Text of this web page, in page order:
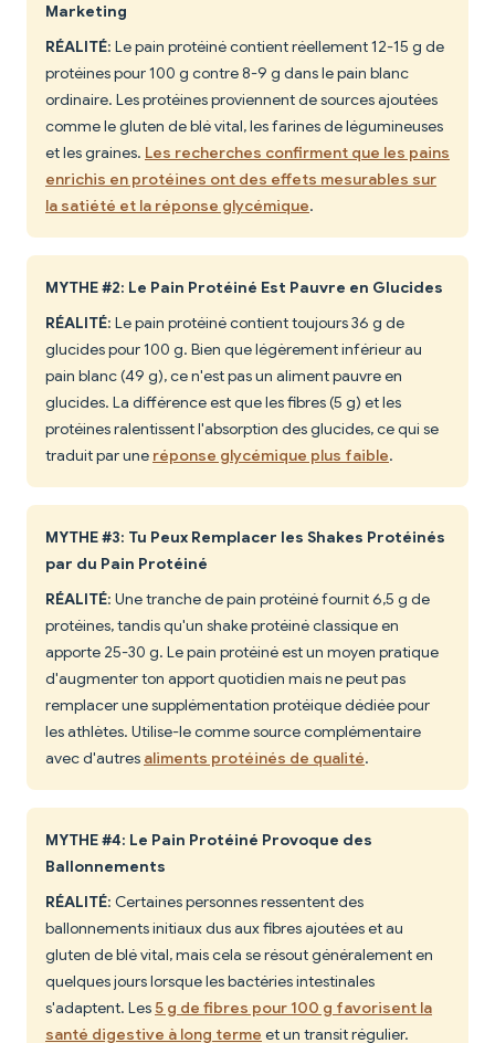
Marketing
RÉALITÉ: Le pain protéiné contient réellement 12-15 g de
protéines pour 100 g contre 8-9 g dans le pain blanc
ordinaire. Les protéines proviennent de sources ajoutées
comme le gluten de blé vital, les farines de légumineuses
et les graines. Les recherches confirment que les pains
enrichis en protéines ont des effets mesurables sur
la satiété et la réponse glycémique.
MYTHE #2: Le Pain Protéiné Est Pauvre en Glucides
RÉALITÉ: Le pain protéiné contient toujours 36 g de
glucides pour 100 g. Bien que légèrement inférieur au
pain blanc (49 g), ce n'est pas un aliment pauvre en
glucides. La différence est que les fibres (5 g) et les
protéines ralentissent l'absorption des glucides, ce qui se
traduit par une réponse glycémique plus faible.
MYTHE #3: Tu Peux Remplacer les Shakes Protéinés
par du Pain Protéiné
RÉALITÉ: Une tranche de pain protéiné fournit 6,5 g de
protéines, tandis qu'un shake protéiné classique en
apporte 25-30 g. Le pain protéiné est un moyen pratique
d'augmenter ton apport quotidien mais ne peut pas
remplacer une supplémentation protéique dédiée pour
les athlètes. Utilise-le comme source complémentaire
avec d'autres aliments protéinés de qualité.
MYTHE #4: Le Pain Protéiné Provoque des
Ballonnements
RÉALITÉ: Certaines personnes ressentent des
ballonnements initiaux dus aux fibres ajoutées et au
gluten de blé vital, mais cela se résout généralement en
quelques jours lorsque les bactéries intestinales
s'adaptent. Les 5 g de fibres pour 100 g favorisent la
santé digestive à long terme et un transit régulier.